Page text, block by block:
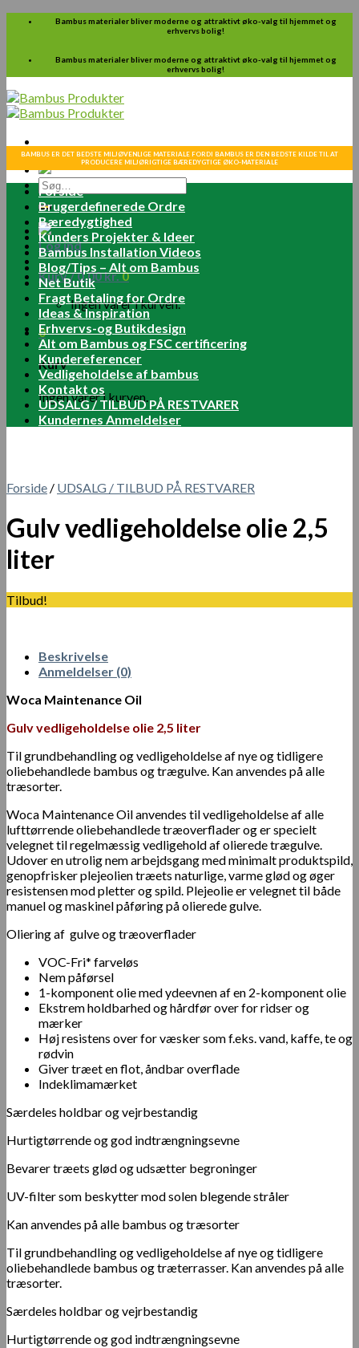
Skip
Bambus materialer bliver moderne og attraktivt øko-valg til hjemmet og
erhvervs bolig!
Bambus materialer bliver moderne og attraktivt øko-valg til hjemmet og
erhvervs bolig!
Søg
efter:
Log ind
Kurv /0.00kr.0
Ingen varer i kurven.
0
Kurv
Ingen varer i kurven.
BAMBUS ER DET BEDSTE MILJØVENLIGE MATERIALE FORDI BAMBUS ER DEN BEDSTE KILDE TIL AT
PRODUCERE MILJØRIGTIGE BÆREDYGTIGE ØKO-MATERIALE
Forside
Brugerdefinerede Ordre
Bæredygtighed
Kunders Projekter & Ideer
Bambus Installation Videos
Blog/Tips – Alt om Bambus
Net Butik
Fragt Betaling for Ordre
Ideas & Inspiration
Erhvervs-og Butikdesign
Alt om Bambus og FSC certificering
Kundereferencer
Vedligeholdelse af bambus
Kontakt os
UDSALG / TILBUD PÅ RESTVARER
Kundernes Anmeldelser
Forside / UDSALG / TILBUD PÅ RESTVARER
Gulv vedligeholdelse olie 2,5
liter
Tilbud!
Beskrivelse
Anmeldelser (0)
Woca Maintenance Oil
Gulv vedligeholdelse olie 2,5 liter
Til grundbehandling og vedligeholdelse af nye og tidligere
oliebehandlede bambus og trægulve. Kan anvendes på alle
træsorter.
Woca Maintenance Oil anvendes til vedligeholdelse af alle
lufttørrende oliebehandlede træoverflader og er specielt
velegnet til regelmæssig vedligehold af olierede trægulve.
Udover en utrolig nem arbejdsgang med minimalt produktspild,
genopfrisker plejeolien træets naturlige, varme glød og øger
resistensen mod pletter og spild. Plejeolie er velegnet til både
manuel og maskinel påføring på olierede gulve.
Oliering af gulve og træoverflader
VOC-Fri* farveløs
Nem påførsel
1-komponent olie med ydeevnen af ​​en 2-komponent olie
Ekstrem holdbarhed og hårdfør over for ridser og
mærker
Høj resistens over for væsker som f.eks. vand, kaffe, te og
rødvin
Giver træet en flot, åndbar overflade
Indeklimamærket
Særdeles holdbar og vejrbestandig
Hurtigtørrende og god indtrængningsevne
Bevarer træets glød og udsætter begroninger
UV-filter som beskytter mod solen blegende stråler
Kan anvendes på alle bambus og træsorter
Til grundbehandling og vedligeholdelse af nye og tidligere
oliebehandlede bambus og træterrasser. Kan anvendes på alle
træsorter.
Særdeles holdbar og vejrbestandig
Hurtigtørrende og god indtrængningsevne